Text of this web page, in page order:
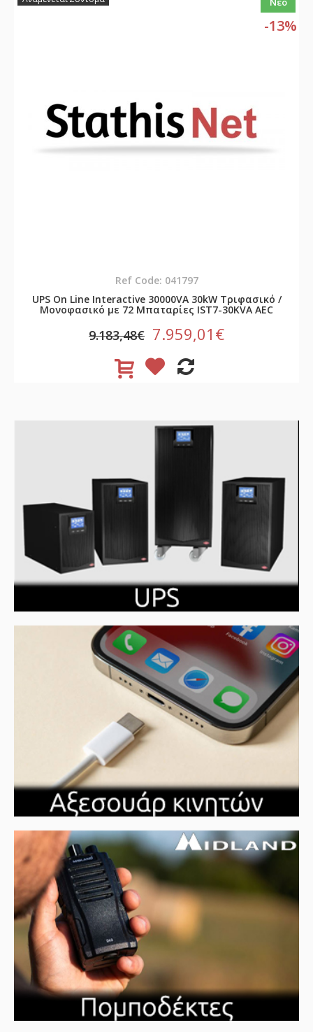
-13%
Ref Code: 041797
UPS On Line Interactive 30000VA 30kW Τριφασικό /
Μονοφασικό με 72 Μπαταρίες IST7-30KVA AEC
9.183,48€ 7.959,01€